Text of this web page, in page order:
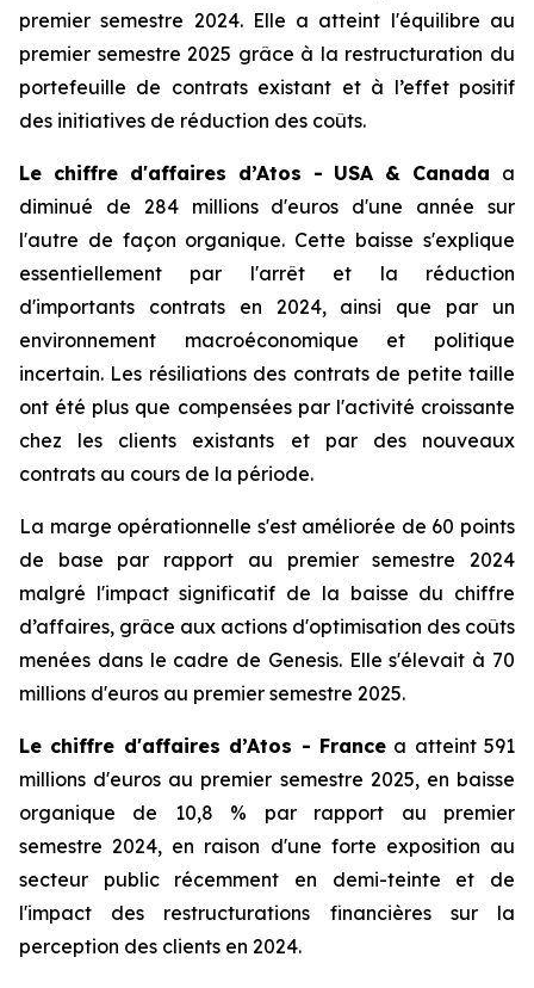
premier semestre 2024. Elle a atteint l'équilibre au
premier semestre 2025 grâce à la restructuration du
portefeuille de contrats existant et à l’effet positif
des initiatives de réduction des coûts.
Le chiffre d'affaires d’Atos - USA & Canada a
diminué de 284 millions d'euros d'une année sur
l'autre de façon organique. Cette baisse s'explique
essentiellement par l'arrêt et la réduction
d'importants contrats en 2024, ainsi que par un
environnement macroéconomique et politique
incertain. Les résiliations des contrats de petite taille
ont été plus que compensées par l'activité croissante
chez les clients existants et par des nouveaux
contrats au cours de la période.
La marge opérationnelle s'est améliorée de 60 points
de base par rapport au premier semestre 2024
malgré l'impact significatif de la baisse du chiffre
d’affaires, grâce aux actions d'optimisation des coûts
menées dans le cadre de Genesis. Elle s'élevait à 70
millions d'euros au premier semestre 2025.
Le chiffre d'affaires d’Atos - Francea atteint 591
millions d'euros au premier semestre 2025, en baisse
organique de 10,8 % par rapport au premier
semestre 2024, en raison d'une forte exposition au
secteur public récemment en demi-teinte et de
l'impact des restructurations financières sur la
perception des clients en 2024.